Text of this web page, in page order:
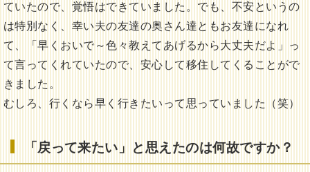
ていたので、覚悟はできていました。でも、不安というの
は特別なく、幸い夫の友達の奥さん達ともお友達になれ
て、「早くおいで～色々教えてあげるから大丈夫だよ」っ
て言ってくれていたので、安心して移住してくることがで
きました。
むしろ、行くなら早く行きたいって思っていました（笑）
「戻って来たい」と思えたのは何故ですか？